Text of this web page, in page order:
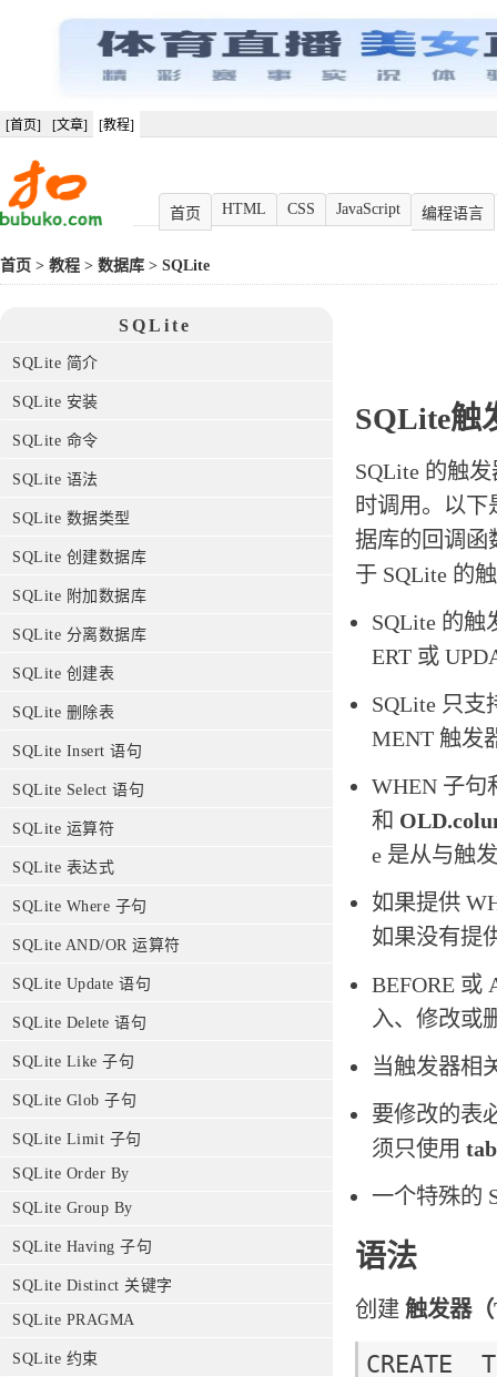
[首页] [文章] [教程]
首页 HTML CSS JavaScript 编程语言
首页 > 教程 > 数据库 > SQLite
SQLite
SQLite 简介
SQLite 安装
SQLite 命令
SQLite 语法
SQLite 数据类型
SQLite 创建数据库
SQLite 附加数据库
SQLite 分离数据库
SQLite 创建表
SQLite 删除表
SQLite Insert 语句
SQLite Select 语句
SQLite 运算符
SQLite 表达式
SQLite Where 子句
SQLite AND/OR 运算符
SQLite Update 语句
SQLite Delete 语句
SQLite Like 子句
SQLite Glob 子句
SQLite Limit 子句
SQLite Order By
SQLite Group By
SQLite Having 子句
SQLite Distinct 关键字
SQLite PRAGMA
SQLite 约束
SQLite触
SQLite 的触
时调用。以
据库的回调函
于 SQLite 的
SQLite 的触
ERT 或
SQLite 只支
MENT 触发
WHEN 子句
和
e 是从与触
如果提供
如果没有提
BEFORE 或
入、修改或
当触发器相
要修改的表
须只使用
一个特殊的
语法
创建 触发器
CREATE